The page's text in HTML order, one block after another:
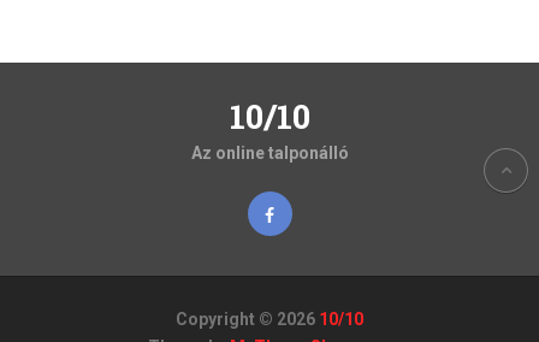
10/10
Az online talponálló
Copyright © 2026 10/10